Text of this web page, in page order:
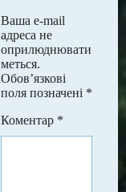
Ваша e-mail
адреса не
оприлюднювати
меться.
Обов’язкові
поля позначені *
Коментар *